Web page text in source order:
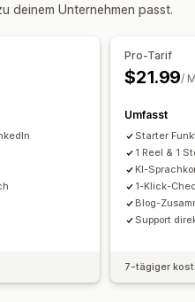
Video-Widget
deinem Unternehmen passt.
Pro-Tarif
$21.99/
Umfasst
Starter
1 Reel & 1
KI-
1-Klick-
Blog-
Support
7-tägiger